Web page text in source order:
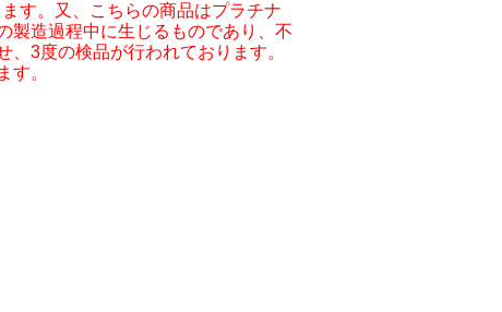
す。又、
こちらの商品はプラチナ
製造過程中に生じるものであり、不
3度の検品が行われております。
す。